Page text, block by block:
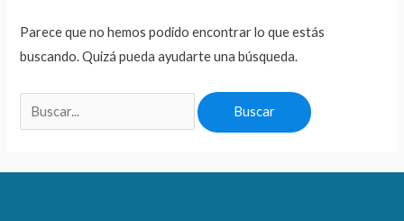
Parece que no hemos podido encontrar lo que estás
buscando. Quizá pueda ayudarte una búsqueda.